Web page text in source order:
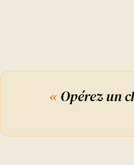
« Opérez un